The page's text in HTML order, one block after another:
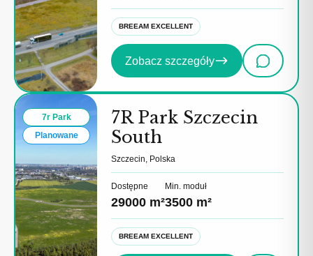
BREEAM EXCELLENT
Zobacz szczegóły
7r Park
Planowane
7R Park Szczecin
South
Szczecin, Polska
Dostępne
29000 m²
Min. moduł
3500 m²
BREEAM EXCELLENT